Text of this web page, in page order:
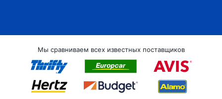
Мы сравниваем всех известных поставщиков